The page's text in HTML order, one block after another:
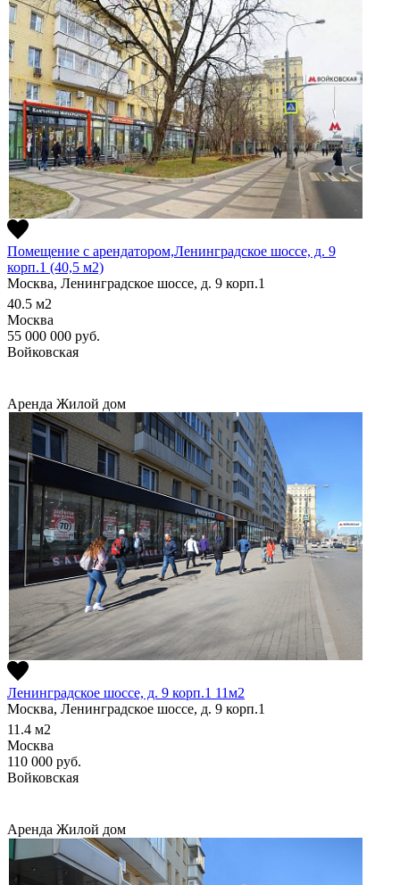
Помещение с арендатором,Ленинградское шоссе, д. 9
корп.1 (40,5 м2)
Москва, Ленинградское шоссе, д. 9 корп.1
40.5 м2
Москва
55 000 000 руб.
Войковская
Аренда Жилой дом
Ленинградское шоссе, д. 9 корп.1 11м2
Москва, Ленинградское шоссе, д. 9 корп.1
11.4 м2
Москва
110 000 руб.
Войковская
Аренда Жилой дом